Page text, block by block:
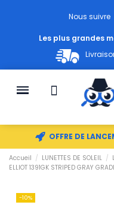
Nous suivre
Les plus grandes
OFFRE DE
Accueil LUNETTES DE SOLEIL
ELLIOT 1391GK STRIPED GRAY
-10%